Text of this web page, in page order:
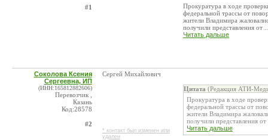
#1
Прокуратура в ходе
федеральной трассы от
жители Владимира
получили представления от
Читать дальше
Соколова Ксения
Сергеевна, ИП
(ИНН:165812882606)
Перевозчик ,
Казань
Код:28578
#2
Сергей Михайлович
* контакт был изменен или
удален
Цитата (Редакция АТИ-
Прокуратура в ходе
федеральной трассы от
жители Владимира
получили представления от
Читать дальше